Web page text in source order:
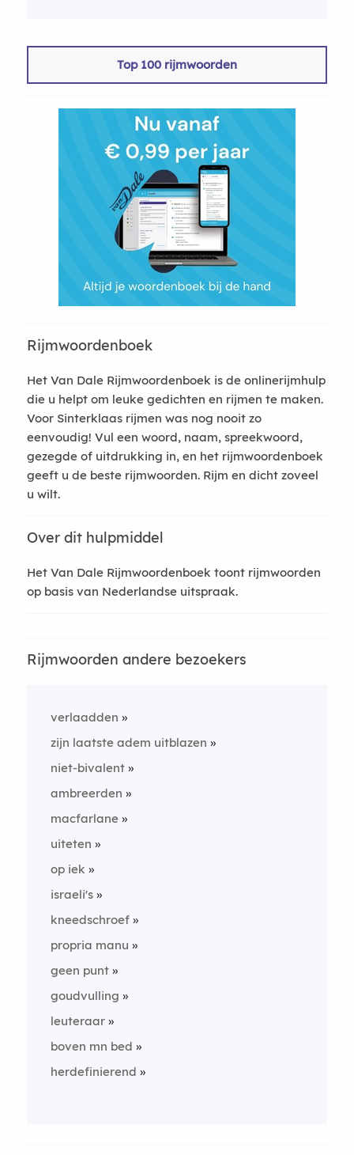
Top 100 rijmwoorden
Rijmwoordenboek
Het Van Dale Rijmwoordenboek is de onlinerijmhulp
die u helpt om leuke gedichten en rijmen te maken.
Voor Sinterklaas rijmen was nog nooit zo
eenvoudig! Vul een woord, naam, spreekwoord,
gezegde of uitdrukking in, en het rijmwoordenboek
geeft u de beste rijmwoorden. Rijm en dicht zoveel
u wilt.
Over dit hulpmiddel
Het Van Dale Rijmwoordenboek toont rijmwoorden
op basis van Nederlandse uitspraak.
Rijmwoorden andere bezoekers
verlaadden
zijn laatste adem uitblazen
niet-bivalent
ambreerden
macfarlane
uiteten
op iek
israeli's
kneedschroef
propria manu
geen punt
goudvulling
leuteraar
boven mn bed
herdefinierend